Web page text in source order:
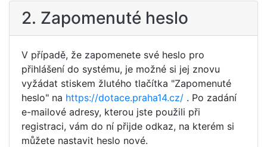
2. Zapomenuté heslo
V případě, že zapomenete své heslo pro
přihlášení do systému, je možné si jej znovu
vyžádat stiskem žlutého tlačítka "Zapomenuté
heslo" na https://dotace.praha14.cz/ . Po zadání
e-mailové adresy, kterou jste použili při
registraci, vám do ní přijde odkaz, na kterém si
můžete nastavit heslo nové.